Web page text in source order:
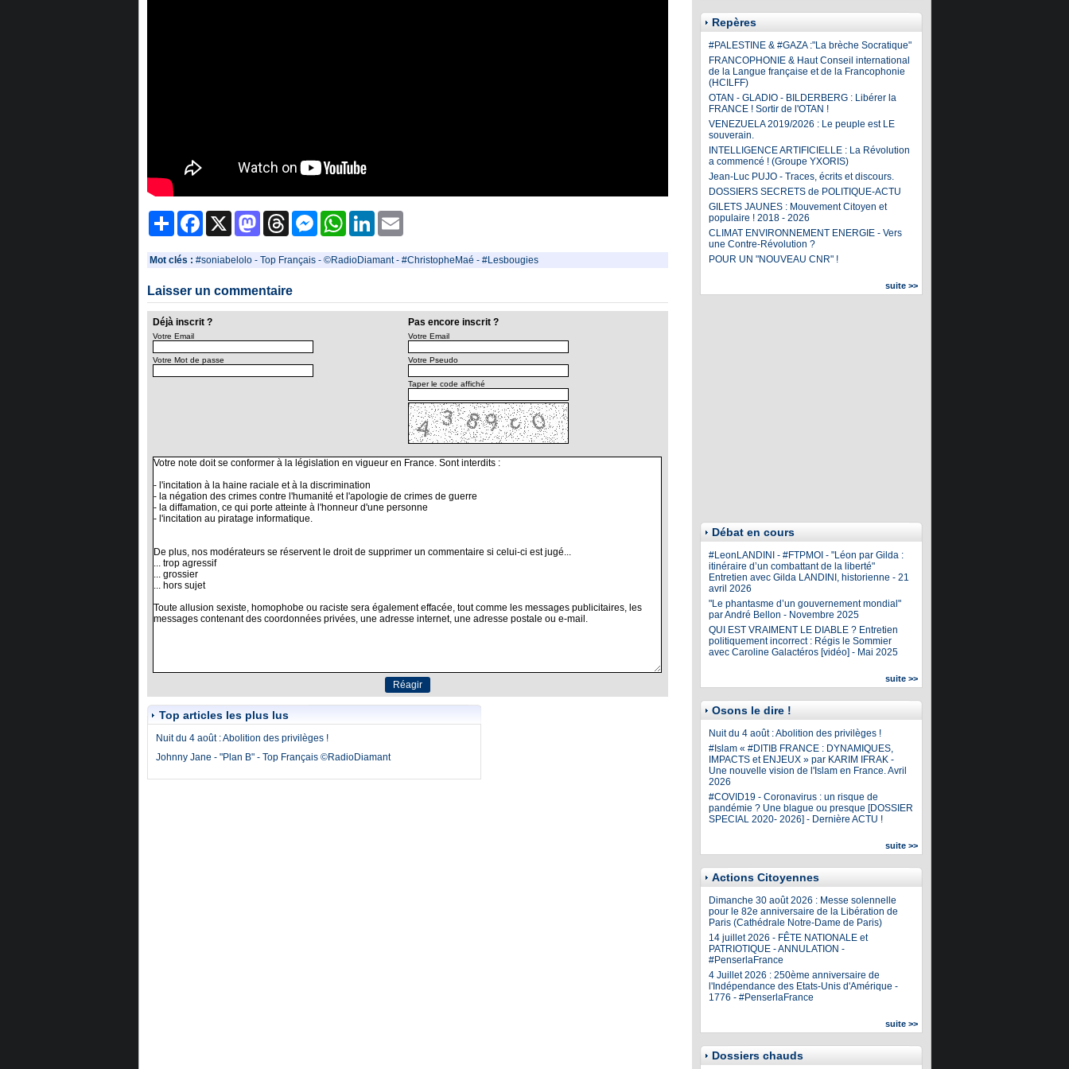
PartagerFacebook MastodonThreads MessengerWhatsAppLinkedIn
Mot clés : #soniabelolo- Top Français- ©RadioDiamant- #ChristopheMaé - #Lesbougies
Laisser un commentaire
Déjà inscrit ? Pas encore inscrit ?
Votre Email
Votre Mot de passe
Votre Email
Votre Pseudo
Taper le code affiché
Top articles les plus lus
Nuit du 4 août : Abolition des privilèges !
Johnny Jane - "Plan B" - Top Français ©RadioDiamant
Repères
#PALESTINE & #GAZA :"La brèche Socratique"
FRANCOPHONIE & Haut Conseil international
de la Langue française et de la Francophonie
(HCILFF)
OTAN - GLADIO - BILDERBERG : Libérer la
FRANCE ! Sortir de l'OTAN !
VENEZUELA 2019/2026 : Le peuple est LE
souverain.
INTELLIGENCE ARTIFICIELLE : La Révolution
a commencé ! (Groupe YXORIS)
Jean-Luc PUJO - Traces, écrits et discours.
DOSSIERS SECRETS de POLITIQUE-ACTU
GILETS JAUNES : Mouvement Citoyen et
populaire ! 2018 - 2026
CLIMAT ENVIRONNEMENT ENERGIE - Vers
une Contre-Révolution ?
POUR UN "NOUVEAU CNR" !
suite >>
Débat en cours
#LeonLANDINI - #FTPMOI - "Léon par Gilda :
itinéraire d’un combattant de la liberté"
Entretien avec Gilda LANDINI, historienne - 21
avril 2026
"Le phantasme d’un gouvernement mondial"
par André Bellon - Novembre 2025
QUI EST VRAIMENT LE DIABLE ? Entretien
politiquement incorrect : Régis le Sommier
avec Caroline Galactéros [vidéo] - Mai 2025
suite >>
Osons le dire !
Nuit du 4 août : Abolition des privilèges !
#Islam « #DITIB FRANCE : DYNAMIQUES,
IMPACTS et ENJEUX » par KARIM IFRAK -
Une nouvelle vision de l'Islam en France. Avril
2026
#COVID19 - Coronavirus : un risque de
pandémie ? Une blague ou presque [DOSSIER
SPECIAL 2020- 2026] - Dernière ACTU !
suite >>
Actions Citoyennes
Dimanche 30 août 2026 : Messe solennelle
pour le 82e anniversaire de la Libération de
Paris (Cathédrale Notre-Dame de Paris)
14 juillet 2026 - FÊTE NATIONALE et
PATRIOTIQUE - ANNULATION -
#PenserlaFrance
4 Juillet 2026 : 250ème anniversaire de
l'Indépendance des Etats-Unis d'Amérique -
1776 - #PenserlaFrance
suite >>
Dossiers chauds